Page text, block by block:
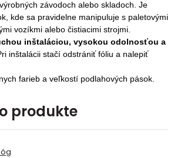
závodoch alebo skladoch. Je
kde sa pravidelne manipuluje s paletovými
vozíkmi alebo čistiacimi strojmi.
inštaláciou, vysokou odolnosťou a
inštalácii stačí odstrániť fóliu a nalepiť
farieb a veľkostí podlahových pások.
produkte